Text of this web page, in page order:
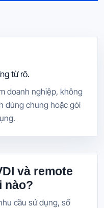
từ rõ.
doanh nghiệp, không
dùng chung hoặc gói
và remote
nào?
cầu sử dụng, số